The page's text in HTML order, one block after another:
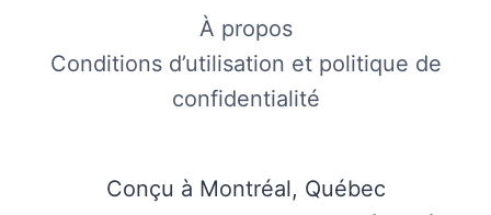
À propos
Conditions d’utilisation et politique de
confidentialité
Conçu à Montréal, Québec